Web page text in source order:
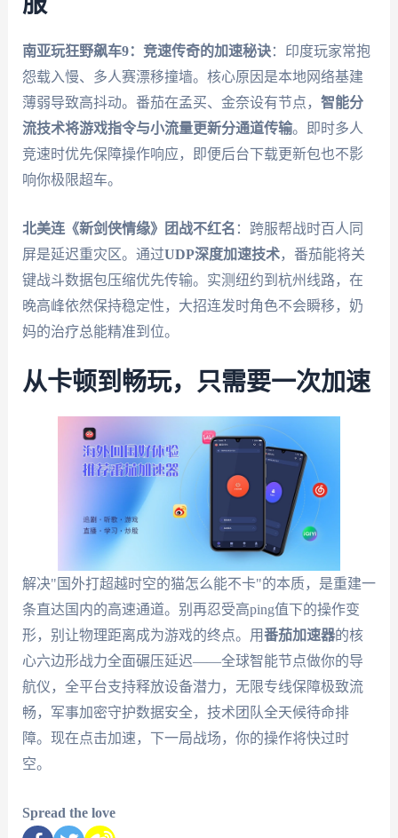
南亚玩狂野飙车9：竞速传奇的加速秘诀：印度玩家常抱
怨载入慢、多人赛漂移撞墙。核心原因是本地网络基建
薄弱导致高抖动。番茄在孟买、金奈设有节点， 智能分
流技术将游戏指令与小流量更新分通道传输。即时多人
竞速时优先保障操作响应，即便后台下载更新包也不影
响你极限超车。
北美连《新剑侠情缘》团战不红名 ：跨服帮战时百人同
屏是延迟重灾区。通过UDP深度加速技术，番茄能将关
键战斗数据包压缩优先传输。实测纽约到杭州线路，在
晚高峰依然保持稳定性，大招连发时角色不会瞬移，奶
妈的治疗总能精准到位。
从卡顿到畅玩，只需要一次加速
解决"国外打超越时空的猫怎么能不卡"的本质，是重建一
条直达国内的高速通道。别再忍受高ping值下的操作变
形，别让物理距离成为游戏的终点。用番茄加速器的核
心六边形战力全面碾压延迟——全球智能节点做你的导
航仪，全平台支持释放设备潜力，无限专线保障极致流
畅，军事加密守护数据安全，技术团队全天候待命排
障。现在点击加速，下一局战场，你的操作将快过时
空。
Spread the love